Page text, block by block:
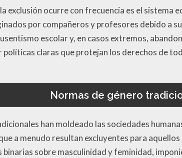
exclusión ocurre con frecuencia es el sistema
por compañeros y profesores debido a
escolar y, en casos extremos,
políticas claras que protejan los derechos de
Normas de género
han moldeado las sociedades
a menudo resultan excluyentes para aquellos
binarias sobre masculinidad y feminidad,